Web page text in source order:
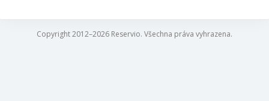
Copyright 2012–2026 Reservio. Všechna práva vyhrazena.